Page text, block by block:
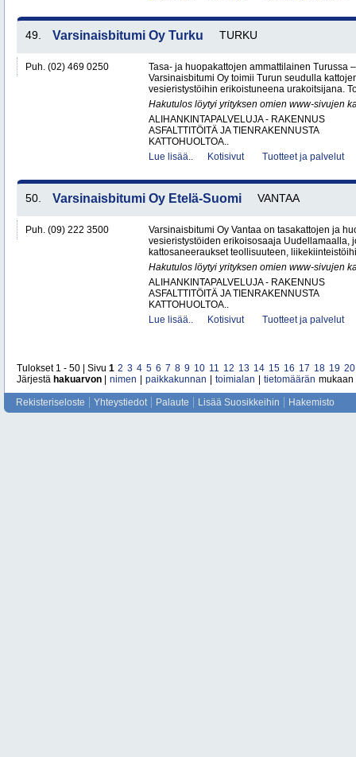
49. Varsinaisbitumi Oy Turku TURKU
Puh. (02) 469 0250
Tasa- ja huopakattojen ammattilainen Turussa
Varsinaisbitumi Oy toimii Turun seudulla
vesieristystöihin erikoistuneena urakoitsijana.
Hakutulos löytyi yrityksen omien www-sivujen
ALIHANKINTAPALVELUJA - RAKENNUS
ASFALTTITÖITÄ JA TIENRAKENNUSTA
KATTOHUOLTOA..
Lue lisää..
Kotisivut Tuotteet ja palvelut
50. Varsinaisbitumi Oy Etelä-Suomi VANTAA
Puh. (09) 222 3500
Varsinaisbitumi Oy Vantaa on tasakattojen ja
vesieristystöiden erikoisosaaja Uudellamaalla,
kattosaneeraukset teollisuuteen,
Hakutulos löytyi yrityksen omien www-sivujen
ALIHANKINTAPALVELUJA - RAKENNUS
ASFALTTITÖITÄ JA TIENRAKENNUSTA
KATTOHUOLTOA..
Lue lisää..
Kotisivut Tuotteet ja palvelut
Tulokset 1 - 50 | Sivu 1 2 3 4 5 6 7 8 9 10 11 12 13 14 15 16 17 18 19 20
Järjestä hakuarvon nimen paikkakunnan toimialan tietomäärän mukaan
Rekisteriseloste Yhteystiedot Palaute Lisää Suosikkeihin Hakemisto